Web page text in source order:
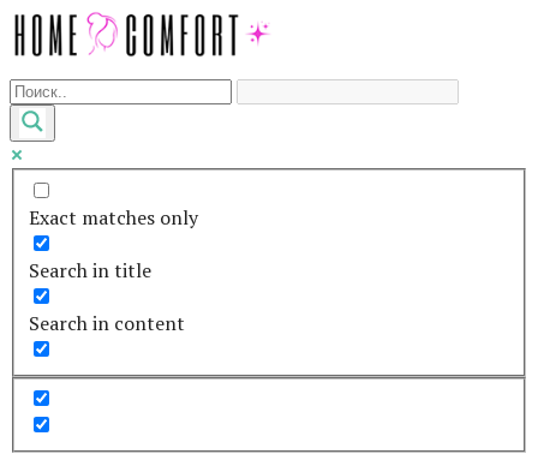
Перейти
к
контенту
Exact matches only
Search in title
Search in content